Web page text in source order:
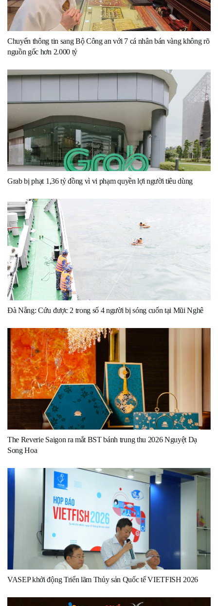
Chuyển thông tin sang Bộ Công an với 7 cá nhân bán vàng không rõ
nguồn gốc hơn 2.000 tỷ
Grab bị phạt 1,36 tỷ đồng vì vi phạm quyền lợi người tiêu dùng
Đà Nẵng: Cứu được 2 trong số 4 người bị sóng cuốn tại Mũi Nghê
The Reverie Saigon ra mắt BST bánh trung thu 2026 Nguyệt Dạ
Song Hoa
VASEP khởi động Triển lãm Thủy sản Quốc tế VIETFISH 2026